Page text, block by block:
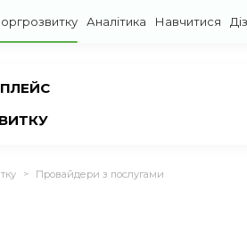
Аналітика Навчитися
> Провайдери з послугами